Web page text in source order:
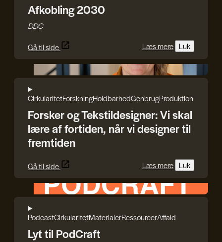
Afkobling 2030
DDC
Gå til side
Læs mere Luk
Rasmus Blicher
CirkularitetForskningHoldbarhedGenbrugProduktion
Forsker og Tekstildesigner: Vi skal
lære af fortiden, når vi designer til
fremtiden
Gå til side Læs mere Luk
HEPHAESTUS
PodcastCirkularitetMaterialerRessourcerAffald
Lyt til PodCraft